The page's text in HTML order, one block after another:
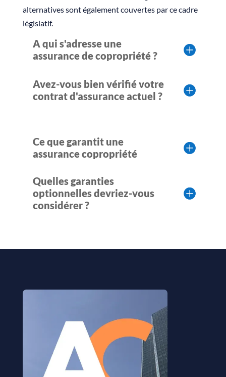
alternatives sont également couvertes par ce cadre
législatif.
A qui s'adresse une
assurance de copropriété ?
Avez-vous bien vérifié votre
contrat d'assurance actuel ?
Ce que garantit une
assurance copropriété
Quelles garanties
optionnelles devriez-vous
considérer ?